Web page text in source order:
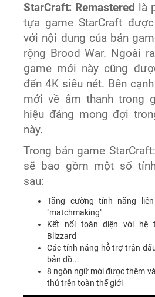
StarCraft: Remastered
là
tựa game StarCraft
với nội dung của bản
rộng Brood War. Ngoài
game mới này cũng
đến 4K siêu nét. Bên
mới về âm thanh trong
hiệu đáng mong đợi
này.
Trong bản game
sẽ bao gồm một số
sau:
Tăng cường tính năng
"matchmaking"
Kết nối toàn diện với hệ
Blizzard
Các tính năng hỗ trợ trận
bản đồ...
8 ngôn ngữ mới được thêm
thủ trên toàn thế giới